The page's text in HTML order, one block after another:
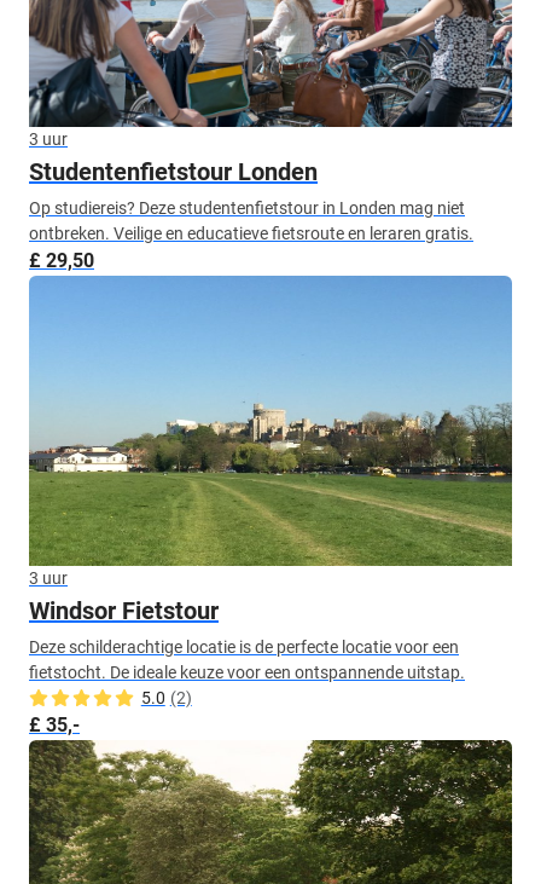
3 uur
Studentenfietstour Londen
Op studiereis? Deze studentenfietstour in Londen mag niet
ontbreken. Veilige en educatieve fietsroute en leraren gratis.
£ 29,50
3 uur
Windsor Fietstour
Deze schilderachtige locatie is de perfecte locatie voor een
fietstocht. De ideale keuze voor een ontspannende uitstap.
5.0 (2)
£ 35,-